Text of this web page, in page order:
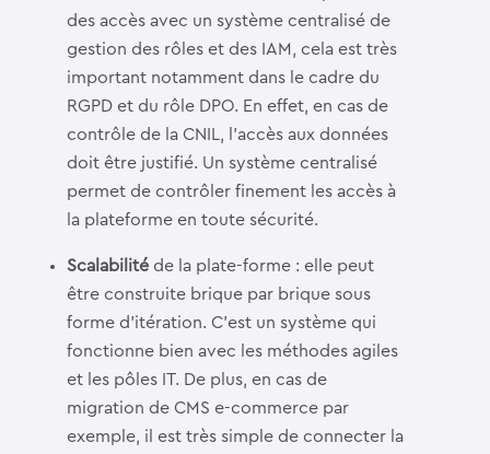
des accès avec un système centralisé de
gestion des rôles et des IAM, cela est très
important notamment dans le cadre du
RGPD et du rôle DPO. En effet, en cas de
contrôle de la CNIL, l’accès aux données
doit être justifié. Un système centralisé
permet de contrôler finement les accès à
la plateforme en toute sécurité.
Scalabilité de la plate-forme : elle peut
être construite brique par brique sous
forme d’itération. C’est un système qui
fonctionne bien avec les méthodes agiles
et les pôles IT. De plus, en cas de
migration de CMS e-commerce par
exemple, il est très simple de connecter la